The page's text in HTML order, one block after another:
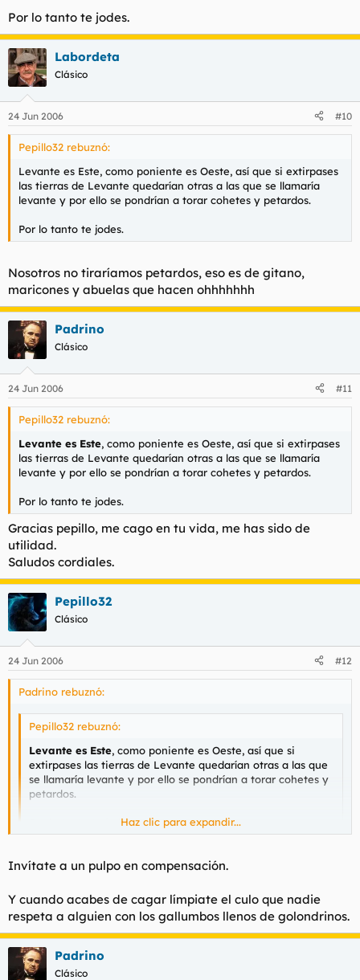
Por lo tanto te jodes.
Labordeta
Clásico
24 Jun 2006 #10
Pepillo32 rebuznó:
Levante es Este, como poniente es Oeste, así que si extirpases
las tierras de Levante quedarían otras a las que se llamaría
levante y por ello se pondrían a torar cohetes y petardos.
Por lo tanto te jodes.
Nosotros no tiraríamos petardos, eso es de gitano,
maricones y abuelas que hacen ohhhhhhh
Padrino
Clásico
24 Jun 2006 #11
Pepillo32 rebuznó:
Levante es Este, como poniente es Oeste, así que si extirpases
las tierras de Levante quedarían otras a las que se llamaría
levante y por ello se pondrían a torar cohetes y petardos.
Por lo tanto te jodes.
Gracias pepillo, me cago en tu vida, me has sido de
utilidad.
Saludos cordiales.
Pepillo32
Clásico
24 Jun 2006 #12
Padrino rebuznó:
Pepillo32 rebuznó:
Levante es Este, como poniente es Oeste, así que si
extirpases las tierras de Levante quedarían otras a las que
se llamaría levante y por ello se pondrían a torar cohetes y
petardos.
Por lo tanto te jodes.Haz clic para expandir...
Saludos cordiales.
Haz clic para expandir...
Invítate a un pulpo en compensación.
Y cuando acabes de cagar límpiate el culo que nadie
respeta a alguien con los gallumbos llenos de golondrinos.
Padrino
Clásico